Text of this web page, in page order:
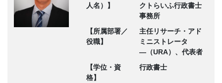
人名）】
クトらいふ行政書士
事務所
【所属部署／
役職】
主任リサーチ・アド
ミニストレータ
―（URA）、代表者
【学位・資
格】
行政書士